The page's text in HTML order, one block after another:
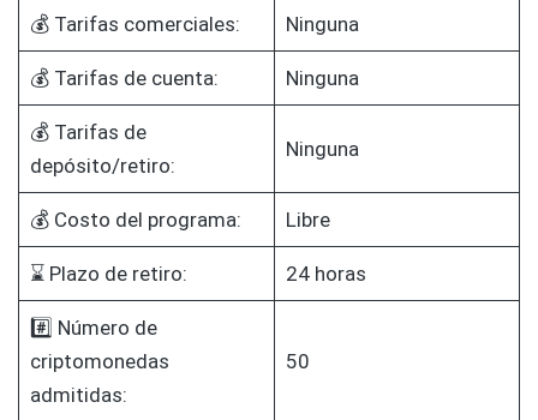
💰 Tarifas comerciales: Ninguna
💰 Tarifas de cuenta: Ninguna
💰 Tarifas de
depósito/retiro:
Ninguna
💰 Costo del programa: Libre
⌛ Plazo de retiro: 24 horas
#️⃣ Número de
criptomonedas
admitidas:
50